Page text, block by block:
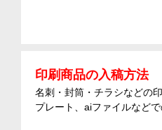
印刷商品の入稿方法
名刺・封筒・チラシなどの
プレート、aiファイルなどで